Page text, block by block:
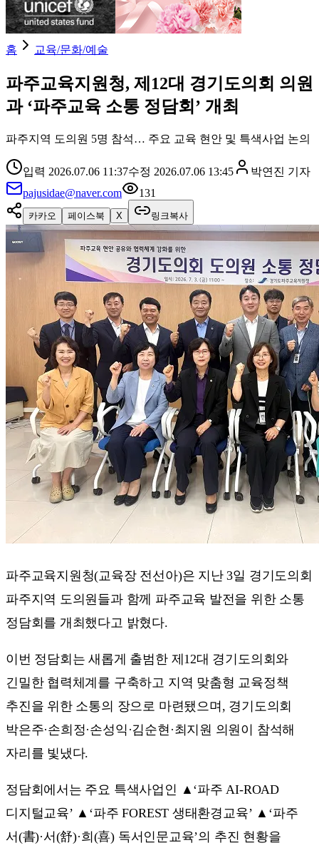
홈 교육/문화/예술
파주교육지원청, 제12대 경기도의회 의원
과 ‘파주교육 소통 정담회’ 개최
파주지역 도의원 5명 참석… 주요 교육 현안 및 특색사업 논의
입력 2026.07.06 11:37수정 2026.07.06 13:45 박연진 기자
pajusidae@naver.com
131
카카오 페이스북 X 링크복사
파주교육지원청(교육장 전선아)은 지난 3일 경기도의회
파주지역 도의원들과 함께 파주교육 발전을 위한 소통
정담회를 개최했다고 밝혔다.
이번 정담회는 새롭게 출범한 제12대 경기도의회와
긴밀한 협력체계를 구축하고 지역 맞춤형 교육정책
추진을 위한 소통의 장으로 마련됐으며, 경기도의회
박은주·손희정·손성익·김순현·최지원 의원이 참석해
자리를 빛냈다.
정담회에서는 주요 특색사업인 ▲‘파주 AI-ROAD
디지털교육’ ▲‘파주 FOREST 생태환경교육’ ▲‘파주
서(書)·서(舒)·희(喜) 독서인문교육’의 추진 현황을